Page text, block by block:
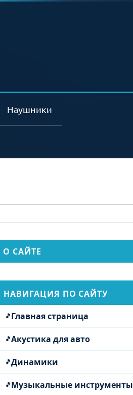
Наушники
О САЙТЕ
НАВИГАЦИЯ ПО САЙТУ
Главная страница
Акустика для авто
Динамики
Музыкальные инструменты